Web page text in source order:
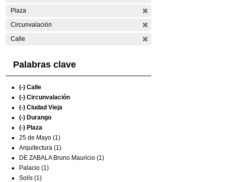
Plaza
Circunvalación
Calle
Palabras clave
(-) Calle
(-) Circunvalación
(-) Ciudad Vieja
(-) Durango
(-) Plaza
25 de Mayo (1)
Arquitectura (1)
DE ZABALA Bruno Mauricio (1)
Palacio (1)
Solís (1)